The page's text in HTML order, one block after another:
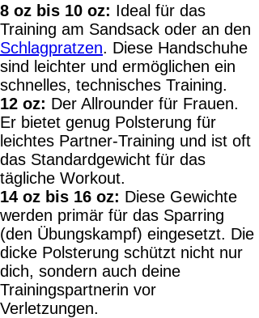
8 oz bis 10 oz: Ideal für das
Training am Sandsack oder an den
Schlagpratzen. Diese Handschuhe
sind leichter und ermöglichen ein
schnelles, technisches Training.
12 oz: Der Allrounder für Frauen.
Er bietet genug Polsterung für
leichtes Partner-Training und ist oft
das Standardgewicht für das
tägliche Workout.
14 oz bis 16 oz: Diese Gewichte
werden primär für das Sparring
(den Übungskampf) eingesetzt. Die
dicke Polsterung schützt nicht nur
dich, sondern auch deine
Trainingspartnerin vor
Verletzungen.